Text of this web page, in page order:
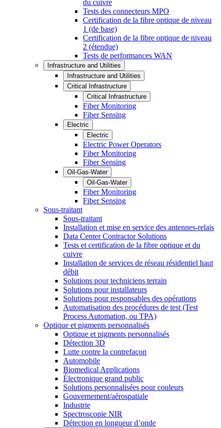
du cuivre
Tests des connecteurs MPO
Certification de la fibre optique de niveau
1 (de base)
Certification de la fibre optique de niveau
2 (étendue)
Tests de performances WAN
Infrastructure and Utilities
Infrastructure and Utilities
Critical Infrastructure
Critical Infrastructure
Fiber Monitoring
Fiber Sensing
Electric
Electric
Electric Power Operators
Fiber Monitoring
Fiber Sensing
Oil-Gas-Water
Oil-Gas-Water
Fiber Monitoring
Fiber Sensing
Sous-traitant
Sous-traitant
Installation et mise en service des antennes-relais
Data Center Contractor Solutions
Tests et certification de la fibre optique et du
cuivre
Installation de services de réseau résidentiel haut
débit
Solutions pour techniciens terrain
Solutions pour installateurs
Solutions pour responsables des opérations
Automatisation des procédures de test (Test
Process Automation, ou TPA)
Optique et pigments personnalisés
Optique et pigments personnalisés
Détection 3D
Lutte contre la contrefaçon
Automobile
Biomedical Applications
Électronique grand public
Solutions personnalisées pour couleurs
Gouvernement/aérospatiale
Industrie
Spectroscopie NIR
Détection en longueur d’onde